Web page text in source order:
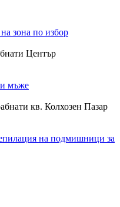
зона по избор
Център
и мъже
кв. Колхозен Пазар
на подмишници за